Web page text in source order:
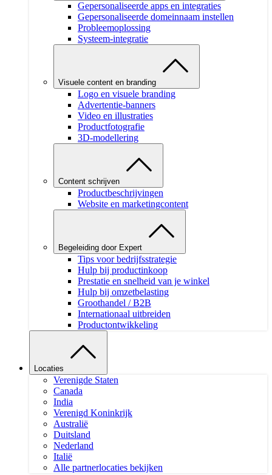
Gepersonaliseerde apps en integraties
Gepersonaliseerde domeinnaam instellen
Probleemoplossing
Systeem-integratie
Visuele content en branding
Logo en visuele branding
Advertentie-banners
Video en illustraties
Productfotografie
3D-modellering
Content schrijven
Productbeschrijvingen
Website en marketingcontent
Begeleiding door Expert
Tips voor bedrijfsstrategie
Hulp bij productinkoop
Prestatie en snelheid van je winkel
Hulp bij omzetbelasting
Groothandel / B2B
Internationaal uitbreiden
Productontwikkeling
Locaties
Verenigde Staten
Canada
India
Verenigd Koninkrijk
Australië
Duitsland
Nederland
Italië
Alle partnerlocaties bekijken